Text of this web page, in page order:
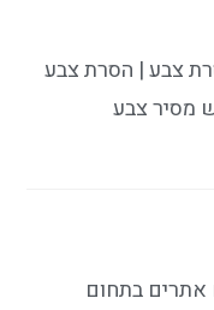
צבע | הסרת צבע
מסיר צבע
אתרים בתחום